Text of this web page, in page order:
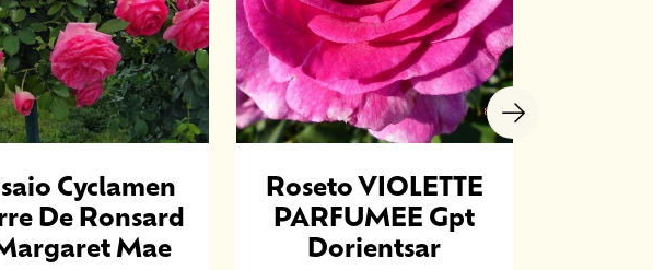
Cyclamen
De Ronsard
Mae
Roseto VIOLETTE
PARFUMEE Gpt
Dorientsar